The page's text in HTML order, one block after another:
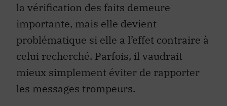
la vérification des faits demeure
importante, mais elle devient
problématique si elle a l’effet contraire à
celui recherché. Parfois, il vaudrait
mieux simplement éviter de rapporter
les messages trompeurs.